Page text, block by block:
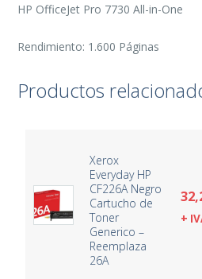
HP OfficeJet Pro 7730 All-in-One
Rendimiento: 1.600 Páginas
Productos
Xerox
Everyday HP
CF226A Negro
Cartucho de
Toner
Generico –
Reemplaza
26A
+